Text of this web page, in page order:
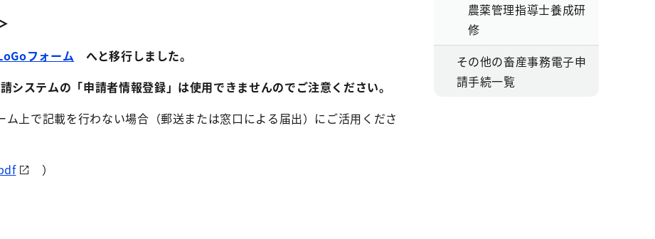
フォーム へと移行しました。
システムの「申請者情報登録」は使用できませんのでご注意ください。
ム上で記載を行わない場合（郵送または窓口による届出）にご活用くださ
）
農薬管理指導士養成研
修
その他の畜産事務電子申
請手続一覧